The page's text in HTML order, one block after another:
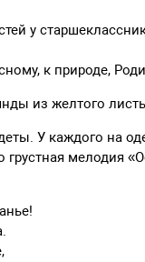
у
к природе,
из желтого
У каждого на
мелодия